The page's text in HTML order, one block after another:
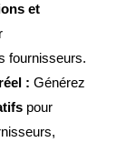
et
fournisseurs.
: Générez
pour